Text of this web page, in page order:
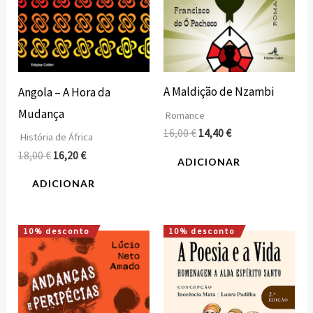
Angola – A Hora da
Mudança
História de África
18,00€ 16,20€
ADICIONAR
A Maldição de Nzambi
Romance
16,00€ 14,40€
ADICIONAR
10% desconto
O
preço
original
era:
15,00 €.
O
preço
atual
é:
13,50 €.
10% desconto
O
preço
original
era:
15,00 €.
O
preço
atual
é:
13,50 €.